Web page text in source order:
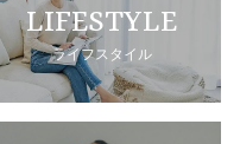
LIFESTYLE
ライフスタイル